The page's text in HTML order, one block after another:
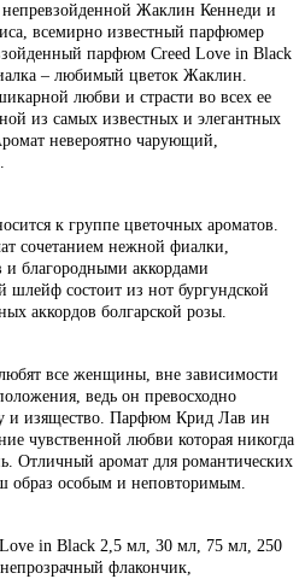
Жаклин Кеннеди и
всемирно известный парфюмер
парфюм Creed Love in Black
– любимый цветок Жаклин.
любви и страсти во всех ее
из самых известных и элегантных
невероятно чарующий,
к группе цветочных ароматов.
сочетанием нежной фиалки,
благородными аккордами
состоит из нот бургундской
аккордов болгарской розы.
все женщины, вне зависимости
ведь он превосходно
и изящество. Парфюм Крид Лав ин
чувственной любви которая никогда
Отличный аромат для романтических
образ особым и неповторимым.
in Black 2,5 мл, 30 мл, 75 мл, 250
флакончик,